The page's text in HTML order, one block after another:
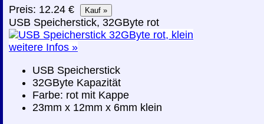
Preis: 12.24 €
USB Speicherstick, 32GByte rot
weitere Infos »
USB Speicherstick
32GByte Kapazität
Farbe: rot mit Kappe
23mm x 12mm x 6mm klein